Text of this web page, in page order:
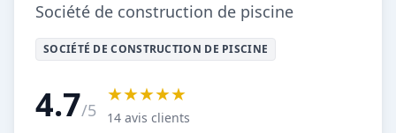
Société de construction de piscine
SOCIÉTÉ DE CONSTRUCTION DE PISCINE
4.7/5
★★★★★
14 avis clients